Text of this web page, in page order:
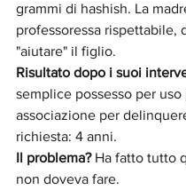
grammi di hashish. La
professoressa rispettabile,
"aiutare" il figlio.
Risultato dopo i suoi
semplice possesso per uso
associazione per
richiesta: 4 anni.
Il problema? Ha fatto tutto
non doveva fare.